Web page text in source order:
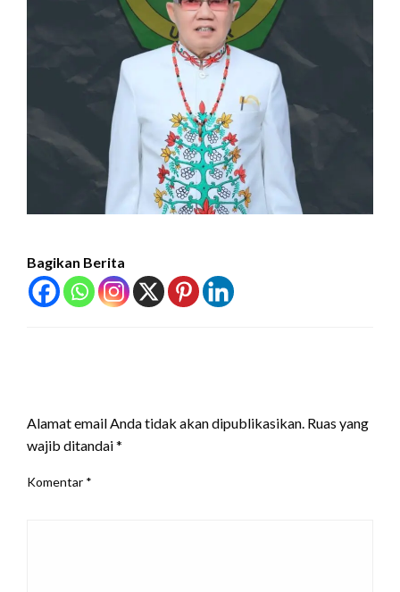
Bagikan Berita
Alamat email Anda tidak akan dipublikasikan. Ruas yang
wajib ditandai*
Komentar *